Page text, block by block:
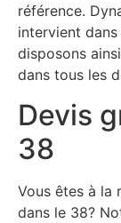
référence.
intervient
disposons
dans tous les
Devis
38
Vous êtes à la
dans le 38?